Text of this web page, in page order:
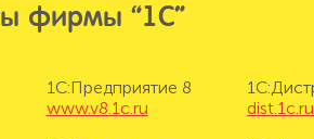
фирмы “1С”
1С:Предприятие 8
www.v8.1c.ru
dist.1c.ru